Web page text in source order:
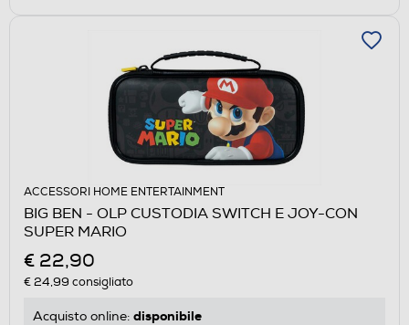
ACCESSORI HOME ENTERTAINMENT
BIG BEN - OLP CUSTODIA SWITCH E JOY-CON
SUPER MARIO
€ 22,90
€ 24,99 consigliato
Acquisto online: disponibile